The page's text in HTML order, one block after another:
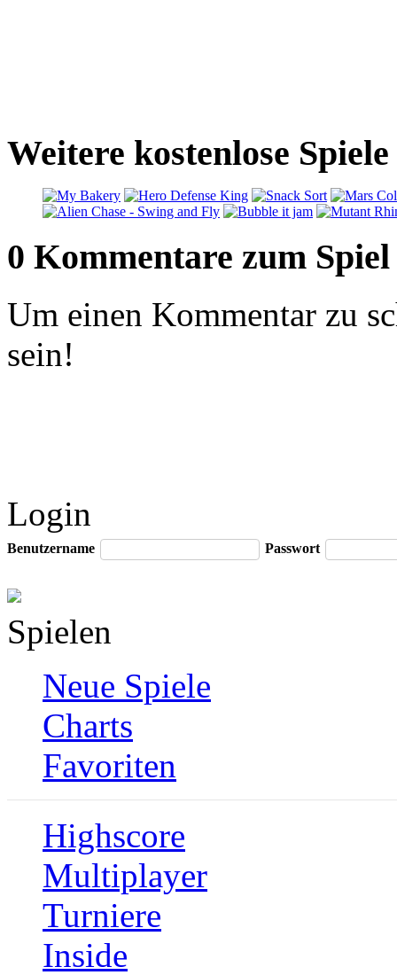
Weitere kostenlose
0 Kommentare zum Spiel
Um einen Kommentar zu
sein!
Login
Benutzername Passwort
Spielen
Neue Spiele
Charts
Favoriten
Highscore
Multiplayer
Turniere
Inside